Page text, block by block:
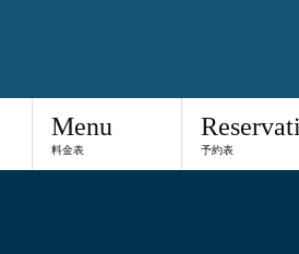
Menu
料金表 予約表